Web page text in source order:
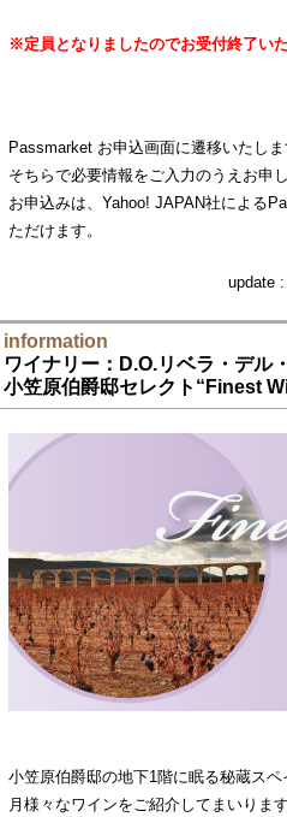
※定員となりましたのでお受付終了いた
Passmarket お申込画面に遷移いたしま
そちらで必要情報をご入力のうえお申
お申込みは、Yahoo! JAPAN社による
ただけます。
update
information
ワイナリー：D.O.リベラ・デル
小笠原伯爵邸セレクト“Finest
小笠原伯爵邸の地下1階に眠る秘蔵ス
月様々なワインをご紹介してまいります